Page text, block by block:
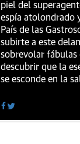
piel del
espía atolondrado
País de las
subirte a este
sobrevolar fábulas
descubrir que la
se esconde en la